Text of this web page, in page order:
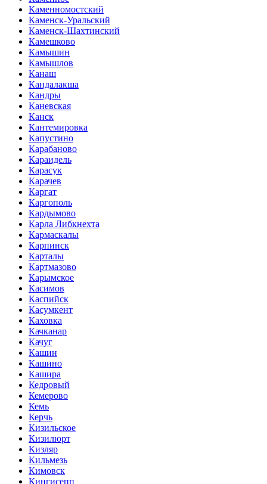
Каменномостский
Каменск-Уральский
Каменск-Шахтинский
Камешково
Камышин
Камышлов
Канаш
Кандалакша
Кандры
Каневская
Канск
Кантемировка
Капустино
Карабаново
Караидель
Карасук
Карачев
Каргат
Каргополь
Кардымово
Карла Либкнехта
Кармаскалы
Карпинск
Карталы
Картмазово
Карымское
Касимов
Каспийск
Касумкент
Каховка
Качканар
Качуг
Кашин
Кашино
Кашира
Кедровый
Кемерово
Кемь
Керчь
Кизильское
Кизилюрт
Кизляр
Кильмезь
Кимовск
Кингисепп